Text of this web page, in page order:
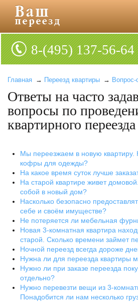
8-(495) 137-56-64
Главная → Переезд квартиры → Вопрос-
Ответы на часто
вопросы по
квартирного переезда
Мы переезжаем в новую квартиру.
кофры для одежды?
На какое время суток лучше
На старой квартире живет
собой в новый дом?
Насколько безопасно
себе и своём имуществе?
Не потеряется ли мебельная
Новая 3-комнатная квартира
старой. Сколько времени займет
Ночной переезд всегда дороже
Нужна ли для переезда квартиры
Нужно ли при заказе переезда
отдельно?
Нужно перевезти вещи из 3-
Понадобится ли нам несколько